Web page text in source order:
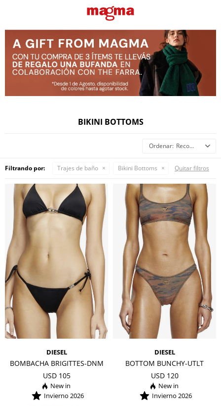
BIKINI BOTTOMS
Recomendados
Filtrando por: Trajes de baño Bikini Bottoms Quitar filtros
DIESEL
BOMBACHA BRIGITTES-DNM
USD 105
Invierno 2026
DIESEL
BOTTOM BUNCHY-UTLT
USD 120
Invierno 2026